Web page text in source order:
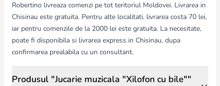
Robertino livreaza comenzi pe tot teritoriul Moldovei. Livrarea in
Chisinau este gratuita. Pentru alte localitati, livrarea costa 70 lei,
iar pentru comenzile de la 2000 lei este gratuita. La necesitate,
poate fi disponibila si livrarea express in Chisinau, dupa
confirmarea prealabila cu un consultant.
Produsul "Jucarie muzicala "Xilofon cu bile""